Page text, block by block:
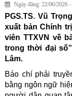
Ngày đăng: 22/06/2026
PGS.TS. Vũ
xuất bản Chính
viên TTXVN về
trong thời đại
Lâm.
Báo chí phải
bằng ngôn ngữ